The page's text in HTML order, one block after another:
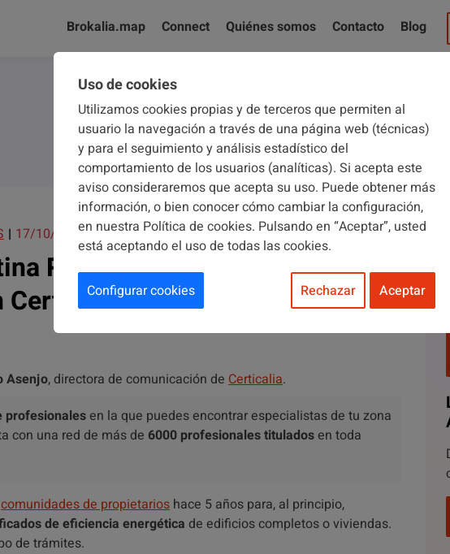
Brokalia.map Connect Quiénes somos Contacto Blog
El blog de Brokalia
17/10/2018
Royo, directora de
Certicalia
Asenjo, directora de comunicación de Certicalia.
profesionales en la que puedes encontrar especialistas de tu zona
con una red de más de 6000 profesionales titulados en toda
comunidades de propietarios hace 5 años para, al principio,
de eficiencia energética de edificios completos o viviendas.
de trámites.
Uso de cookies
Utilizamos cookies propias y de terceros que permiten al
usuario la navegación a través de una página web (técnicas)
y para el seguimiento y análisis estadístico del
comportamiento de los usuarios (analíticas). Si acepta este
aviso consideraremos que acepta su uso. Puede obtener más
información, o bien conocer cómo cambiar la configuración,
en nuestra Política de cookies. Pulsando en “Aceptar”, usted
está aceptando el uso de todas las cookies.
Configurar cookies Rechazar Aceptar